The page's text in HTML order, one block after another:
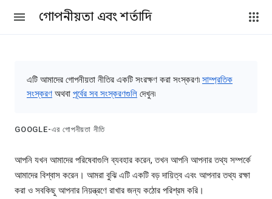
গোপনীয়তা এবং শর্তাদি
এটি আমাদের গোপনীয়তা নীতির একটি সংরক্ষণ করা সংস্করণ৷ সাম্প্রতিক
সংস্করণ অথবা পূর্বের সব সংস্করণগুলি দেখুন৷
GOOGLE-এর গোপনীয়তা নীতি
আপনি যখন আমাদের পরিষেবাগুলি ব্যবহার করেন, তখন আপনি আপনার তথ্য সম্পর্কে
আমাদের বিশ্বাস করেন। আমরা বুঝি এটি একটি বড় দায়িত্ব এবং আপনার তথ্য রক্ষা
করা ও সবকিছু আপনার নিয়ন্ত্রণে রাখার জন্য কঠোর পরিশ্রম করি।